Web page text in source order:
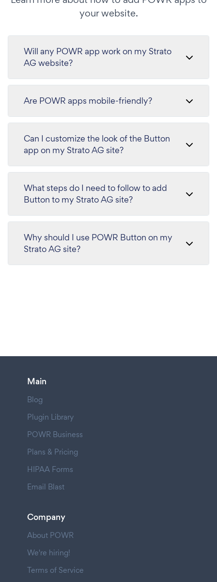
your website.
Will any POWR app work on my Strato
AG website?
Are POWR apps mobile-friendly?
Can I customize the look of the Button
app on my Strato AG site?
What steps do I need to follow to add
Button to my Strato AG site?
Why should I use POWR Button on my
Strato AG site?
Main
Blog
Plugin Library
POWR Business
Plans & Pricing
HIPAA Forms
Email Blast
Company
About POWR
We're hiring!
Terms of Service